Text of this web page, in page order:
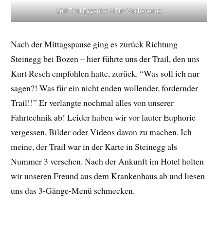
Süd-Tirol Eggental MTB-Wochenende
Nach der Mittagspause ging es zurück Richtung
Steinegg bei Bozen – hier führte uns der Trail, den uns
Kurt Resch empfohlen hatte, zurück. “Was soll ich nur
sagen?! Was für ein nicht enden wollender, fordernder
Trail!!” Er verlangte nochmal alles von unserer
Fahrtechnik ab! Leider haben wir vor lauter Euphorie
vergessen, Bilder oder Videos davon zu machen. Ich
meine, der Trail war in der Karte in Steinegg als
Nummer 3 versehen. Nach der Ankunft im Hotel holten
wir unseren Freund aus dem Krankenhaus ab und liesen
uns das 3-Gänge-Menü schmecken.